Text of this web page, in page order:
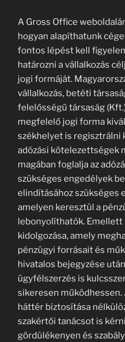
A Gross Office
hogyan alapíthatunk
fontos lépést kell
határozni a vállalkozás
jogi formáját.
vállalkozás, betéti
felelősségű társaság
megfelelő jogi forma
székhelyet is regisztrálni
adózási kötelezettségek
magában foglalja az
szükséges engedélyek
elindításához szükséges
amelyen keresztül a
lebonyolíthatók.
kidolgozása, amely
pénzügyi forrásait és
hivatalos bejegyzése
ügyfélszerzés is
sikeresen
háttér biztosítása
szakértői tanácsot is
gördülékenyen és